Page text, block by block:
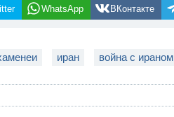
WhatsApp ВКонтакте
иран война с ираном